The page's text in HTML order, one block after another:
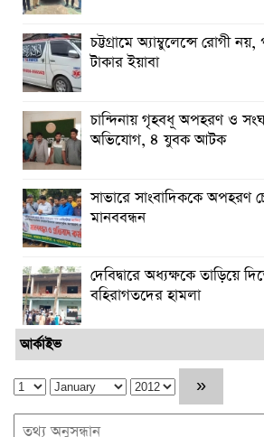
চট্টগ্রামে অ্যাম্বুলেন্সে রোগী
টাকার ইয়াবা
চান্দিনায় গৃহবধূ অপহরণ ও
অভিযোগ, ৪ যুবক আটক
সাভারে সাংবাদিককে অপহরণ
মানববন্ধন
দেবিদ্বারে অধ্যক্ষকে তাড়িয়ে
বহিরাগতদের হামলা
আর্কাইভ